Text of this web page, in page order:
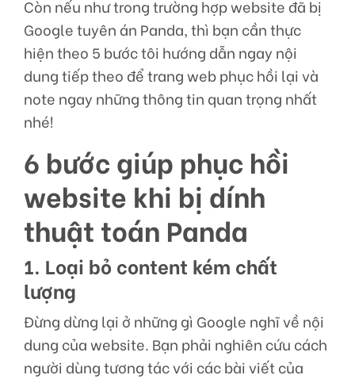
Còn nếu như trong trường hợp website đã bị
Google tuyên án Panda, thì bạn cần thực
hiện theo 5 bước tôi hướng dẫn ngay nội
dung tiếp theo để trang web phục hồi lại và
note ngay những thông tin quan trọng nhất
nhé!
6 bước giúp phục hồi
website khi bị dính
thuật toán Panda
1. Loại bỏ content kém chất
lượng
Đừng dừng lại ở những gì Google nghĩ về nội
dung của website. Bạn phải nghiên cứu cách
người dùng tương tác với các bài viết của